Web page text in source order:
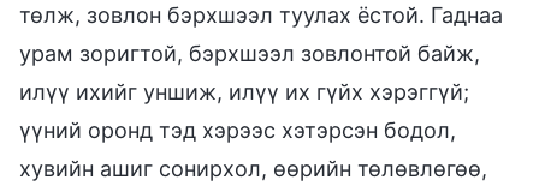
төлж, зовлон бэрхшээл туулах ёстой. Гаднаа
урам зоригтой, бэрхшээл зовлонтой байж,
илүү ихийг уншиж, илүү их гүйх хэрэггүй;
үүний оронд тэд хэрээс хэтэрсэн бодол,
хувийн ашиг сонирхол, өөрийн төлөвлөгөө,